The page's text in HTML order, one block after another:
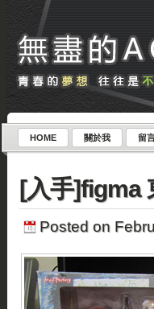
HOME 關於我 留
[入手]figma
Posted on